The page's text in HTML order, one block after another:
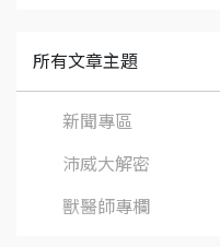
所有文章主題
新聞專區
沛威大解密
獸醫師專欄